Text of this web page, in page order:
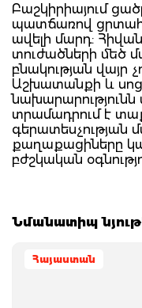
Բաշկիրիայում
պատճառով
ավելի մարդ:
տուժածների մեծ
բնակության վայր
Աշխատանքի և
տրամադրում է
գերատեսչության
քաղաքացիները
բժշկական
Նմանատիպ
Հայաստան